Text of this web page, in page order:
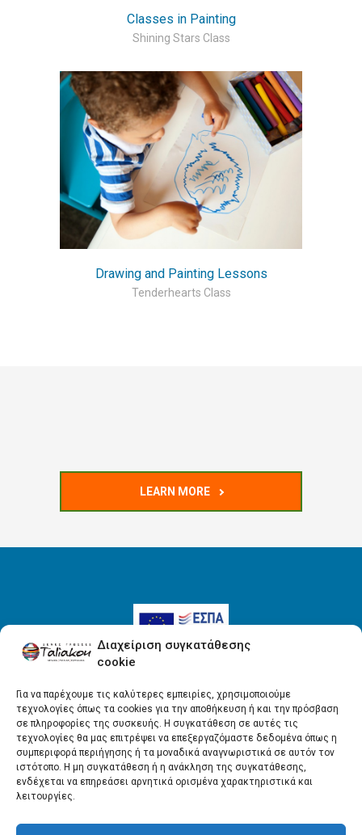
Διαχείριση συγκατάθεσης
cookie
Για να παρέχουμε τις καλύτερες εμπειρίες, χρησιμοποιούμε
τεχνολογίες όπως τα cookies για την αποθήκευση ή και την πρόσβαση
σε πληροφορίες της συσκευής. Η συγκατάθεση σε αυτές τις
τεχνολογίες θα μας επιτρέψει να επεξεργαζόμαστε δεδομένα όπως η
συμπεριφορά περιήγησης ή τα μοναδικά αναγνωριστικά σε αυτόν τον
ιστότοπο. Η μη συγκατάθεση ή η ανάκληση της συγκατάθεσης,
ενδέχεται να επηρεάσει αρνητικά ορισμένα χαρακτηριστικά και
λειτουργίες.
Classes in Painting
Shining Stars Class
Drawing and Painting Lessons
Tenderhearts Class
LEARN MORE
Όροι Χρήσης
Πολιτική απορρήτου